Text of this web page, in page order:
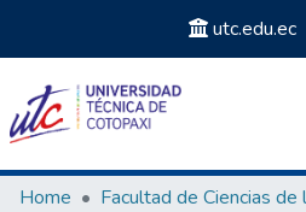
utc.edu.ec
Communities & Collections
Home